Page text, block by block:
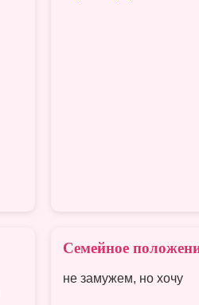
Семейное
не замужем, но хочу